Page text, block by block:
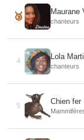
🥉 Maurane
chanteurs
4
Lola
chanteurs
5
Chien fer